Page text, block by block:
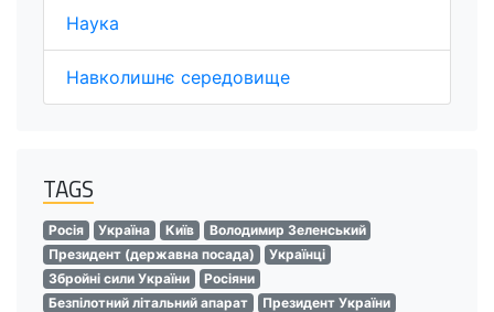
Наука
Навколишнє середовище
TAGS
Росія Україна Київ
Володимир Зеленський
Президент (державна посада)
Українці
Збройні сили України
Росіяни
Безпілотний літальний апарат
Президент України